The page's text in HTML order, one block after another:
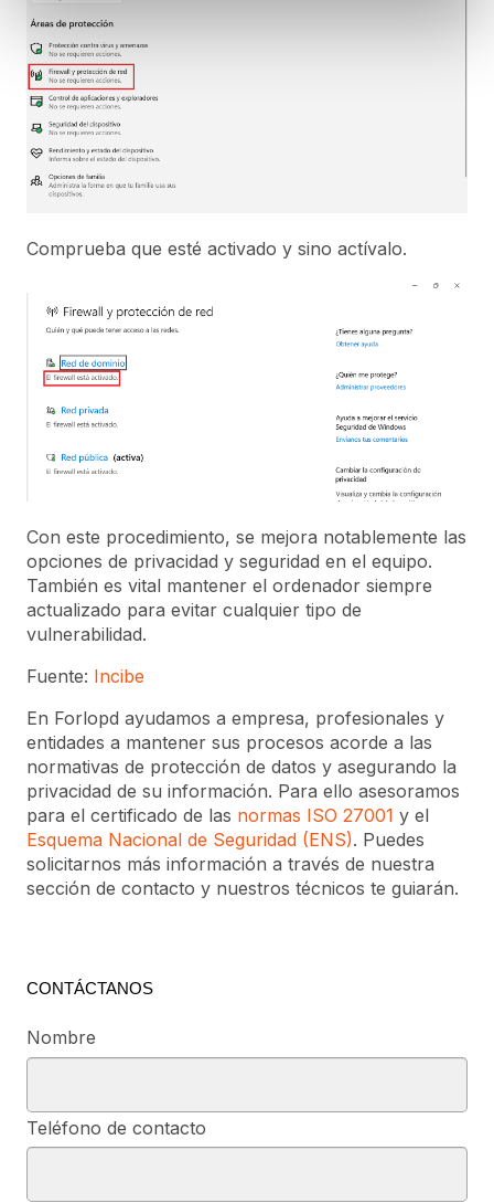
Comprueba que esté activado y sino actívalo.
Con este procedimiento, se mejora notablemente las
opciones de privacidad y seguridad en el equipo.
También es vital mantener el ordenador siempre
actualizado para evitar cualquier tipo de
vulnerabilidad.
Fuente: Incibe
En Forlopd ayudamos a empresa, profesionales y
entidades a mantener sus procesos acorde a las
normativas de protección de datos y asegurando la
privacidad de su información. Para ello asesoramos
para el certificado de las normas ISO 27001 y el
Esquema Nacional de Seguridad (ENS). Puedes
solicitarnos más información a través de nuestra
sección de contacto y nuestros técnicos te guiarán.
CONTÁCTANOS
Nombre
Teléfono de contacto